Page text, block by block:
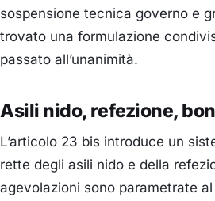
sospensione tecnica governo e
trovato una formulazione
passato all’unanimità.
Asili nido, refezione,
L’articolo 23 bis introduce un
rette degli asili nido e della
agevolazioni sono parametrate